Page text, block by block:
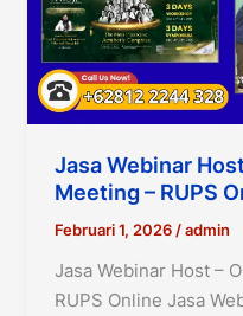
Jasa Webinar
Meeting – RUPS
Februari 1, 2026 /admin
Jasa Webinar Host –
RUPS Online Jasa